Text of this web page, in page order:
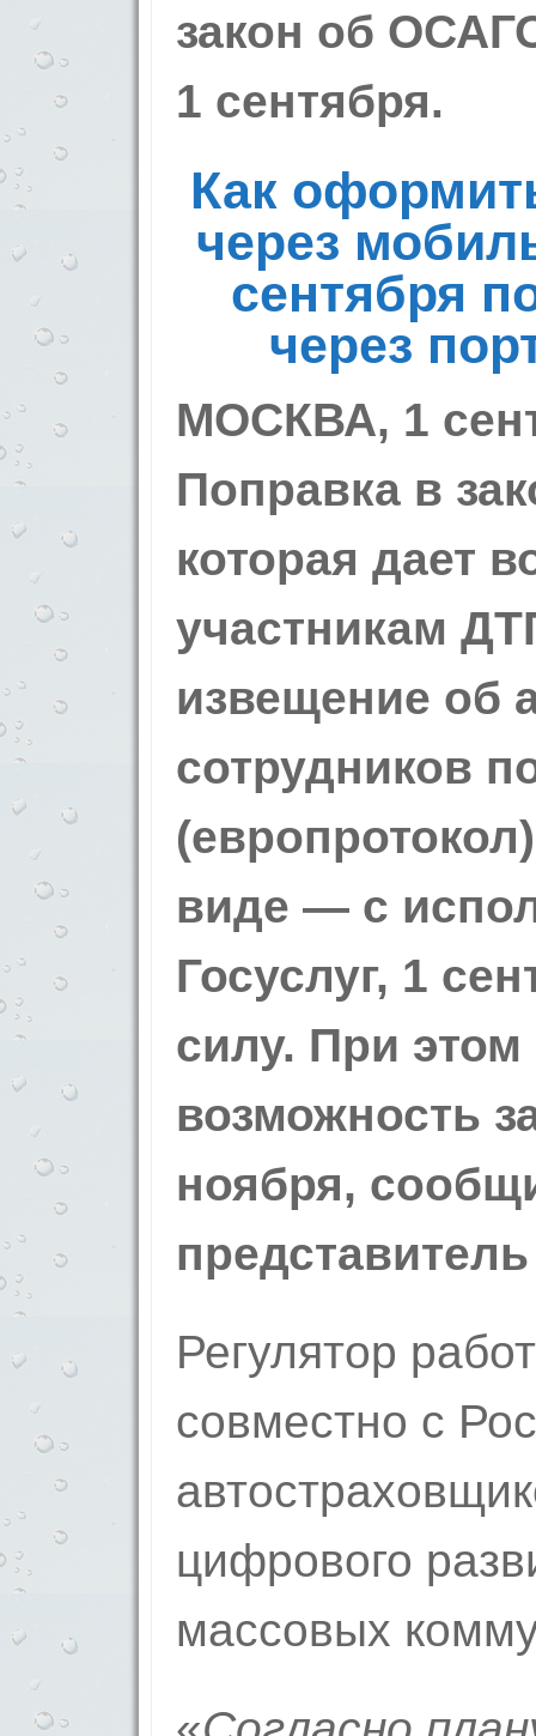
закон об
1 сентября.
Как
через
сентября
через
МОСКВА, 1
Поправка в
которая дает
участникам
извещение об
сотрудников
виде — с
Госуслуг, 1
силу. При этом
возможность
ноября,
Регулятор
совместно с
цифрового
массовых